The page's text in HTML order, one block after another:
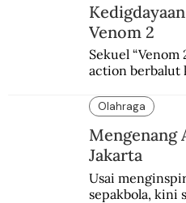
Venom 2
Sekuel
action berbalut
penggemar.
Olahraga
Mengenang
Jakarta
Usai
sepakbola, kini